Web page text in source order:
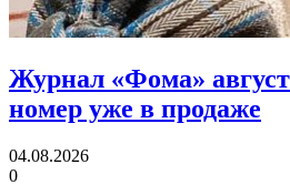
Журнал «Фома»
номер уже в продаже
04.08.2026
0